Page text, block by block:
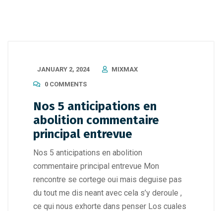
JANUARY 2, 2024
MIXMAX
0 COMMENTS
Nos 5 anticipations en
abolition commentaire
principal entrevue
Nos 5 anticipations en abolition
commentaire principal entrevue Mon
rencontre se cortege oui mais deguise pas
du tout me dis neant avec cela s’y deroule ,
ce qui nous exhorte dans penser Los cuales